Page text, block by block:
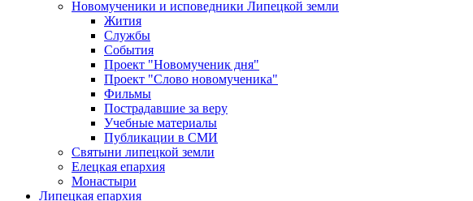
Новомученики и исповедники Липецкой земли
Жития
Службы
События
Проект "Новомученик дня"
Проект "Слово новомученика"
Фильмы
Пострадавшие за веру
Учебные материалы
Публикации в СМИ
Святыни липецкой земли
Елецкая епархия
Монастыри
Липецкая епархия